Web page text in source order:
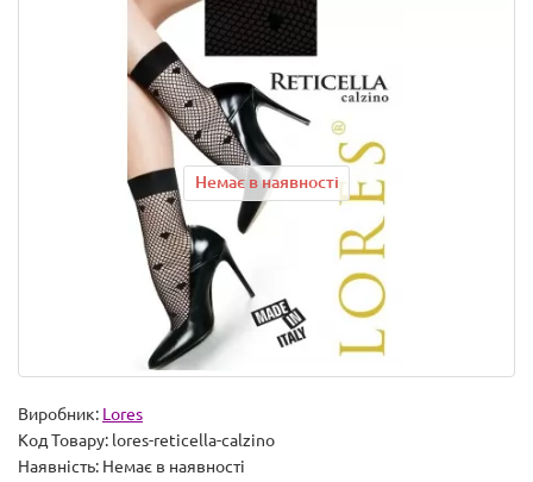
Немає в наявності
Виробник: Lores
Код Товару: lores-reticella-calzino
Наявність: Немає в наявності